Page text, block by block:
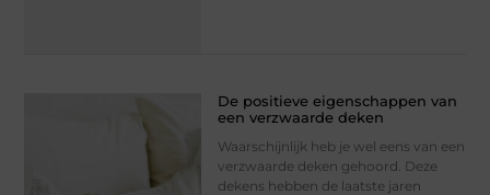
De positieve eigenschappen van
een verzwaarde deken
Waarschijnlijk heb je wel eens van een
verzwaarde deken gehoord. Deze
dekens hebben de laatste jaren